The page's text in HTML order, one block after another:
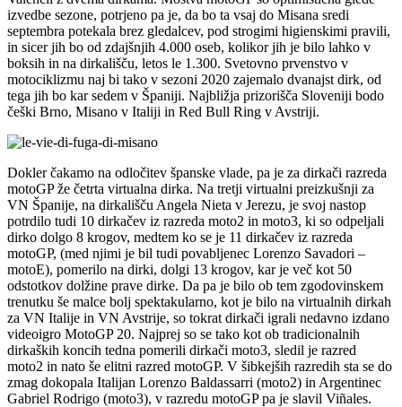
izvedbe sezone, potrjeno pa je, da bo ta vsaj do Misana sredi
septembra potekala brez gledalcev, pod strogimi higienskimi pravili,
in sicer jih bo od zdajšnjih 4.000 oseb, kolikor jih je bilo lahko v
boksih in na dirkališču, letos le 1.300. Svetovno prvenstvo v
motociklizmu naj bi tako v sezoni 2020 zajemalo dvanajst dirk, od
tega jih bo kar sedem v Španiji. Najbližja prizorišča Sloveniji bodo
češki Brno, Misano v Italiji in Red Bull Ring v Avstriji.
Dokler čakamo na odločitev španske vlade, pa je za dirkači razreda
motoGP že četrta virtualna dirka. Na tretji virtualni preizkušnji za
VN Španije, na dirkališču Angela Nieta v Jerezu, je svoj nastop
potrdilo tudi 10 dirkačev iz razreda moto2 in moto3, ki so odpeljali
dirko dolgo 8 krogov, medtem ko se je 11 dirkačev iz razreda
motoGP, (med njimi je bil tudi povabljenec Lorenzo Savadori –
motoE), pomerilo na dirki, dolgi 13 krogov, kar je več kot 50
odstotkov dolžine prave dirke. Da pa je bilo ob tem zgodovinskem
trenutku še malce bolj spektakularno, kot je bilo na virtualnih dirkah
za VN Italije in VN Avstrije, so tokrat dirkači igrali nedavno izdano
videoigro MotoGP 20. Najprej so se tako kot ob tradicionalnih
dirkaških koncih tedna pomerili dirkači moto3, sledil je razred
moto2 in nato še elitni razred motoGP. V šibkejših razredih sta se do
zmag dokopala Italijan Lorenzo Baldassarri (moto2) in Argentinec
Gabriel Rodrigo (moto3), v razredu motoGP pa je slavil Viñales.